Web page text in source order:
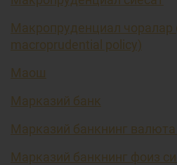
Макропруденциал чоралар
macroprudential policy)
Маош
Марказий банк
Марказий банкнинг
Марказий банкнинг фоиз